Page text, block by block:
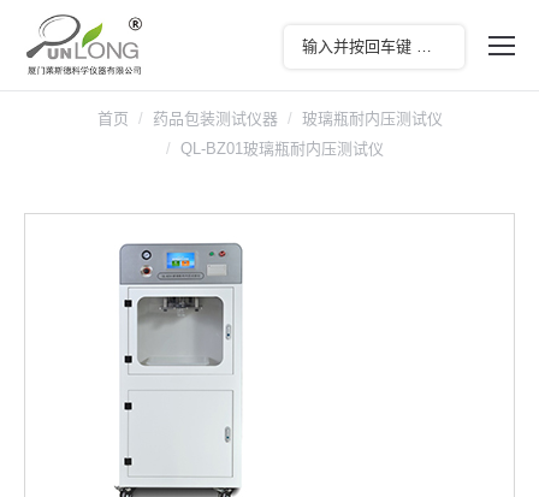
首页 药品包装测试仪器
玻璃瓶耐内压测试仪
QL-BZ01玻璃瓶耐内压测试仪